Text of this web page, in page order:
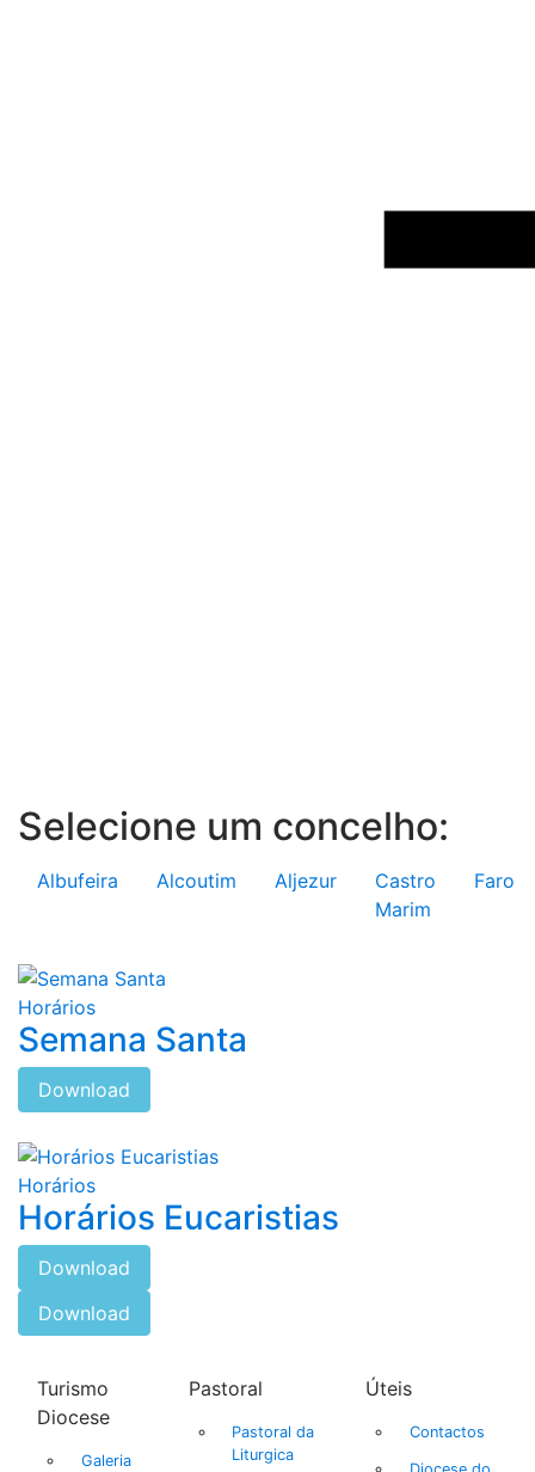
Selecione um concelho:
Albufeira Alcoutim Aljezur
Castro
Marim
Faro
Horários
Semana Santa
Download
Horários
Horários Eucaristias
Download
Download
Turismo
Diocese
Galeria
Pastoral
Pastoral da
Liturgica
Úteis
Contactos